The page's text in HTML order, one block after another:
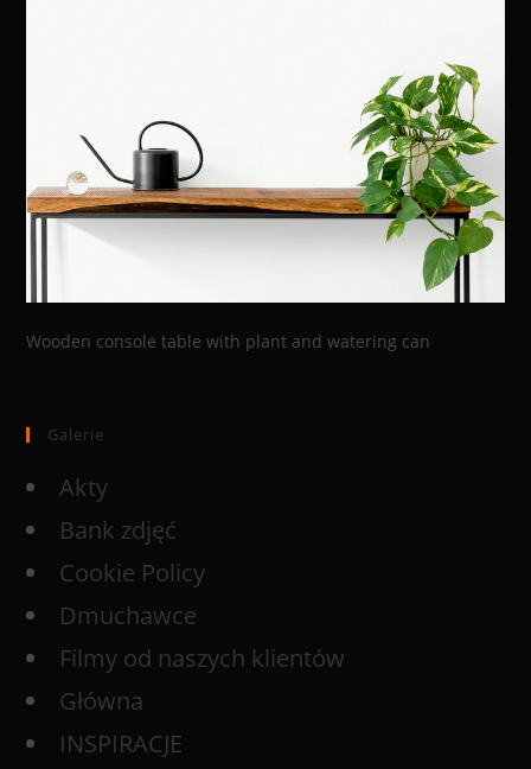
Wooden console table with plant and watering can
Galerie
Akty
Bank zdjęć
Cookie Policy
Dmuchawce
Filmy od naszych klientów
Główna
INSPIRACJE